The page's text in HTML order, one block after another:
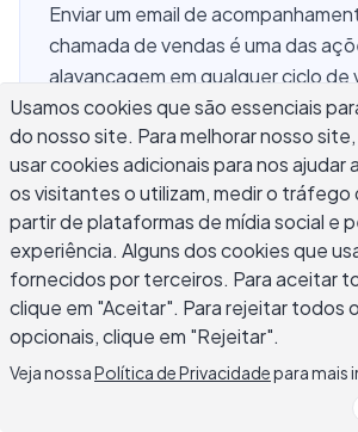
Enviar um email de
chamada de vendas é uma das
alavancagem em qualquer ciclo de
maioria dos emails de
muito tarde, diz muito pouco ou
foi abordado na chamada. Um
acompanhamento bem escrito
próximos passos, aborda
mantém o momentum vivo uma
atenção do prospect se move
Quer você tenha fechado uma
realizado uma chamada de
finalizado uma revisão de
cobre o que incluir, quando enviar,
Usamos cookies que são essenciais
do nosso site. Para melhorar nosso
usar cookies adicionais para nos ajudar
os visitantes o utilizam, medir o tráfego
partir de plataformas de mídia social e
experiência. Alguns dos cookies que
fornecidos por terceiros. Para aceitar
clique em "Aceitar". Para rejeitar todos
opcionais, clique em "Rejeitar".
Veja nossaPolítica de Privacidadepara mais